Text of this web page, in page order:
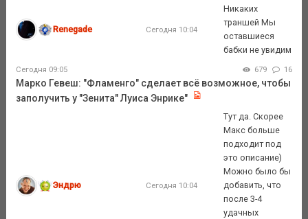
Renegade Сегодня 10:04
Никаких
траншей Мы
оставшиеся
бабки не увидим
Сегодня 09:05 679 16
Марко Гевеш: "Фламенго" сделает всё возможное, чтобы
заполучить у "Зенита" Луиса Энрике"
Эндрю Сегодня 10:04
Тут да. Скорее
Макс больше
подходит под
это описание)
Можно было бы
добавить, что
после 3-4
удачных